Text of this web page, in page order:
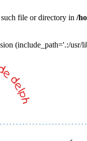
file or directory in /
(include_path='.:/usr/